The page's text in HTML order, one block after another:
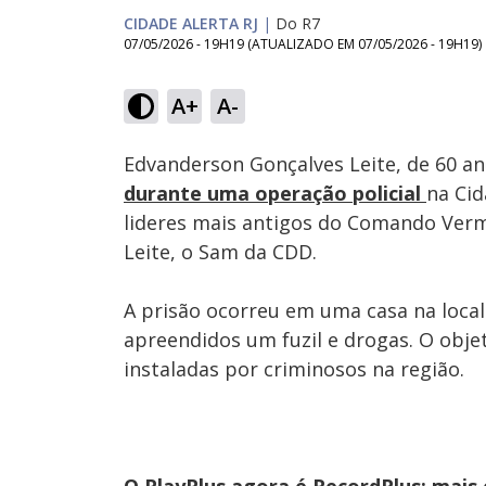
CIDADE ALERTA RJ | Do R7
07/05/2026 - 19H19 (ATUALIZADO EM 07/05/2026 - 19H19)
A+ A-
Ativar
Som
Edvanderson Gonçalves Leite, de 60
durante uma operação policial na
lideres mais antigos do Comando
Leite, o Sam da CDD.
A prisão ocorreu em uma casa na
apreendidos um fuzil e drogas. O
instaladas por criminosos na região.